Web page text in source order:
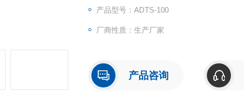
产品型号：ADTS-100
厂商性质：生产厂家
产品咨询